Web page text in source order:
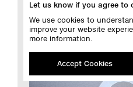
约克公爵广场 英国伦敦
Let us know if you agree to
We use cookies to
improve your website
more information.
Accept Cookies